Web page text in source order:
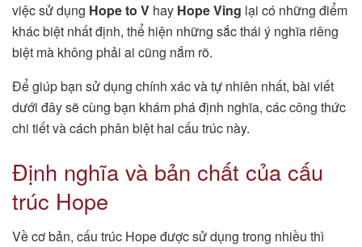
việc sử dụng Hope to V hay Hope Ving lại có những điểm
khác biệt nhất định, thể hiện những sắc thái ý nghĩa riêng
biệt mà không phải ai cũng nắm rõ.
Để giúp bạn sử dụng chính xác và tự nhiên nhất, bài viết
dưới đây sẽ cùng bạn khám phá định nghĩa, các công thức
chi tiết và cách phân biệt hai cấu trúc này.
Định nghĩa và bản chất của cấu
trúc Hope
Về cơ bản, cấu trúc Hope được sử dụng trong nhiều thì